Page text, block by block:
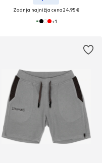
Zadnja najnižja cena24,95 €
+1